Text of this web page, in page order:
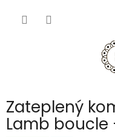
Zateplený
Lamb boucle